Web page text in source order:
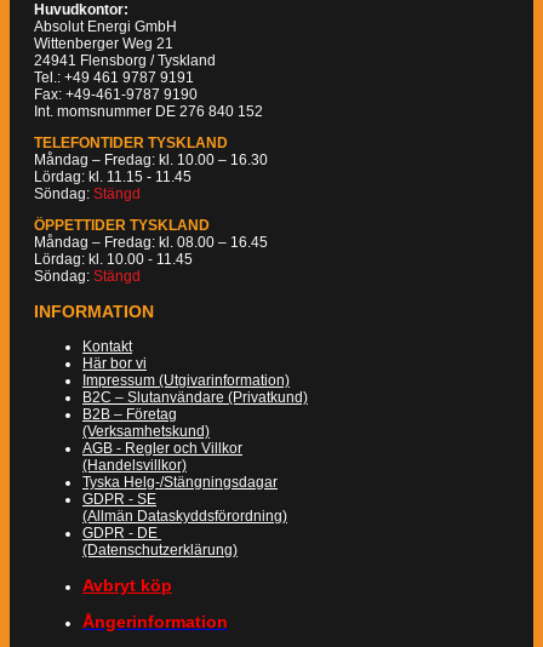
Huvudkontor:
Absolut Energi GmbH
Wittenberger Weg 21
24941 Flensborg / Tyskland
Tel.: +49 461 9787 9191
Fax: +49-461-9787 9190
Int. momsnummer DE 276 840 152
TELEFONTIDER TYSKLAND
Måndag – Fredag: kl. 10.00 – 16.30
Lördag: kl. 11.15 - 11.45
Söndag: Stängd
ÖPPETTIDER TYSKLAND
Måndag – Fredag: kl. 08.00 – 16.45
Lördag: kl. 10.00 - 11.45
Söndag: Stängd
INFORMATION
Kontakt
Här bor vi
Impressum (Utgivarinformation)
B2C – Slutanvändare (Privatkund)
B2B – Företag
(Verksamhetskund)
AGB - Regler och Villkor
(Handelsvillkor)
Tyska Helg-/Stängningsdagar
GDPR - SE
(Allmän Dataskyddsförordning)
GDPR - DE
(Datenschutzerklärung)
Avbryt köp
Ångerinformation